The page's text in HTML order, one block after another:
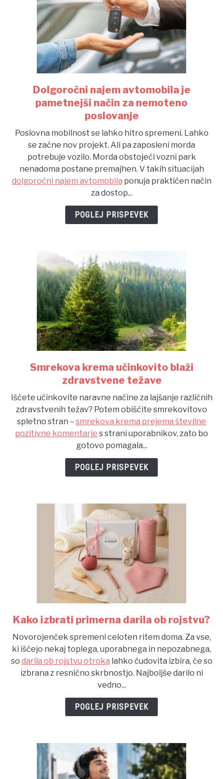
link
to
Dolgoročni
avtomobila
je
pametnejši
način
za
nemoteno
poslovanje
Dolgoročni najem avtomobila je
pametnejši način za nemoteno
poslovanje
Poslovna mobilnost se lahko hitro spremeni. Lahko
se začne nov projekt. Ali pa zaposleni morda
potrebuje vozilo. Morda obstoječi vozni park
nenadoma postane premajhen. V takih situacijah
dolgoročni najem avtomobila ponuja praktičen način
za dostop...
POGLEJ PRISPEVEK
link
to
krema
učinkovito
blaži
zdravstvene
težave
Smrekova krema učinkovito blaži
zdravstvene težave
Iščete učinkovite naravne načine za lajšanje različnih
zdravstvenih težav? Potem obiščite smrekovitovo
spletno stran – smrekova krema prejema številne
pozitivne komentarje s strani uporabnikov, zato bo
gotovo pomagala...
POGLEJ PRISPEVEK
link
Kako
izbrati
primerna
darila
ob
rojstvu?
Kako izbrati primerna darila ob rojstvu?
Novorojenček spremeni celoten ritem doma. Za vse,
ki iščejo nekaj toplega, uporabnega in nepozabnega,
so darila ob rojstvu otroka lahko čudovita izbira, če so
izbrana z resnično skrbnostjo. Najboljše darilo ni
vedno...
POGLEJ PRISPEVEK